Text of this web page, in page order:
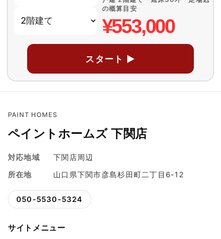
の概算目安
¥553,000
スタート ▶
PAINT HOMES
ペイントホームズ 下関店
対応地域
下関店周辺
所在地
山口県下関市彦島杉田町二丁目6-12
050-5530-5324
サイトメニュー